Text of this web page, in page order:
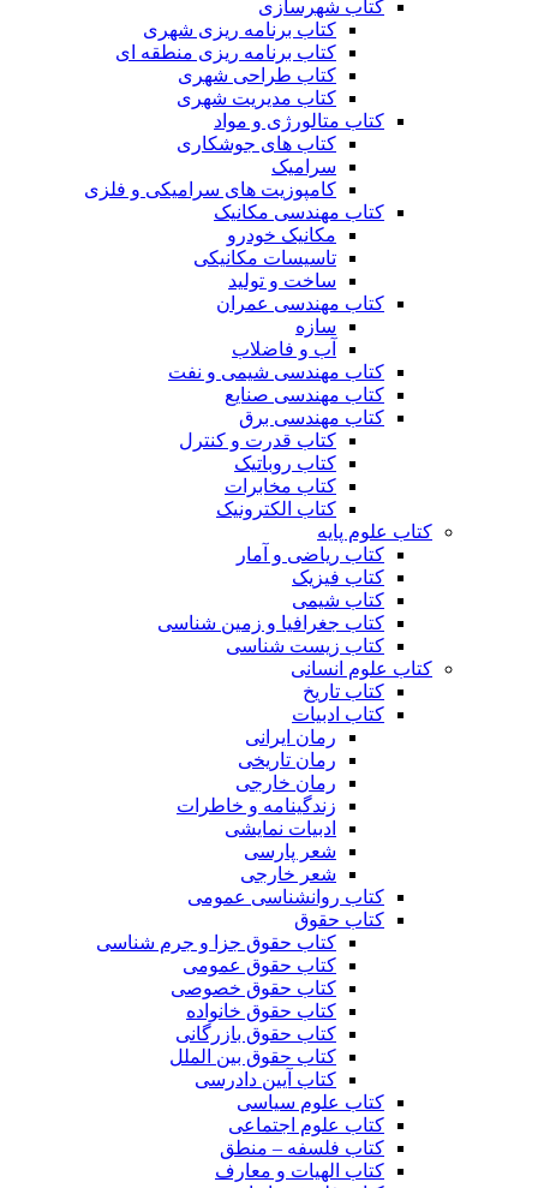
کتاب شهرسازی
کتاب برنامه ریزی شهری
کتاب برنامه ریزی منطقه ای
کتاب طراحی شهری
کتاب مدیریت شهری
کتاب متالورژی و مواد
کتاب های جوشکاری
سرامیک
کامپوزیت های سرامیکی و فلزی
کتاب مهندسی مکانیک
مکانیک خودرو
تاسیسات مکانیکی
ساخت و تولید
کتاب مهندسی عمران
سازه
آب و فاضلاب
کتاب مهندسی شیمی و نفت
کتاب مهندسی صنایع
کتاب مهندسی برق
کتاب قدرت و کنترل
کتاب روباتیک
کتاب مخابرات
کتاب الکترونیک
کتاب علوم پایه
کتاب ریاضی و آمار
کتاب فیزیک
کتاب شیمی
کتاب جغرافیا و زمین شناسی
کتاب زیست شناسی
کتاب علوم انسانی
کتاب تاریخ
کتاب ادبیات
رمان ایرانی
رمان تاریخی
رمان خارجی
زندگینامه و خاطرات
ادبیات نمایشی
شعر پارسی
شعر خارجی
کتاب روانشناسی عمومی
کتاب حقوق
کتاب حقوق جزا و جرم شناسی
کتاب حقوق عمومی
کتاب حقوق خصوصی
کتاب حقوق خانواده
کتاب حقوق بازرگانی
کتاب حقوق بین الملل
کتاب آیین دادرسی
کتاب علوم سیاسی
کتاب علوم اجتماعی
کتاب فلسفه – منطق
کتاب الهیات و معارف